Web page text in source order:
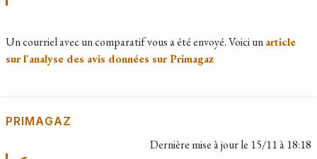
Un courriel avec un comparatif vous a été envoyé. Voici unarticle
sur l'analyse des avis données sur Primagaz
PRIMAGAZ
Dernière mise à jour le 15/11 à 18:18